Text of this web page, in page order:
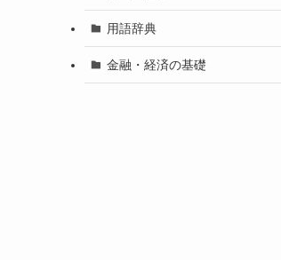
用語辞典
金融・経済の基礎